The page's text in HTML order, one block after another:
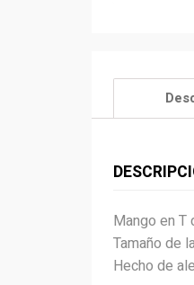
Mango en T
Tamaño de
Hecho de